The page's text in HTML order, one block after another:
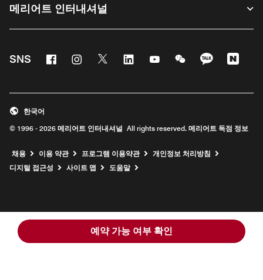
예약 가능 여부 확인
메리어트 인터내셔널
SNS FacebookInstagram
Twitter LinkedinYoutubeWeChatKaKao
© 1996 - 2026 메리어트 인터내셔널 All rights reserved. 메리어트 독점 정보
한국어
채용 이용 약관 프로그램 이용약관
개인정보 처리방침
디지털 접근성
사이트 맵 도움말